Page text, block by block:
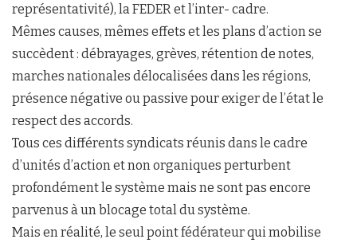
représentativité), la FEDER et l’inter- cadre.
Mêmes causes, mêmes effets et les plans d’action se
succèdent : débrayages, grèves, rétention de notes,
marches nationales délocalisées dans les régions,
présence négative ou passive pour exiger de l’état le
respect des accords.
Tous ces différents syndicats réunis dans le cadre
d’unités d’action et non organiques perturbent
profondément le système mais ne sont pas encore
parvenus à un blocage total du système.
Mais en réalité, le seul point fédérateur qui mobilise